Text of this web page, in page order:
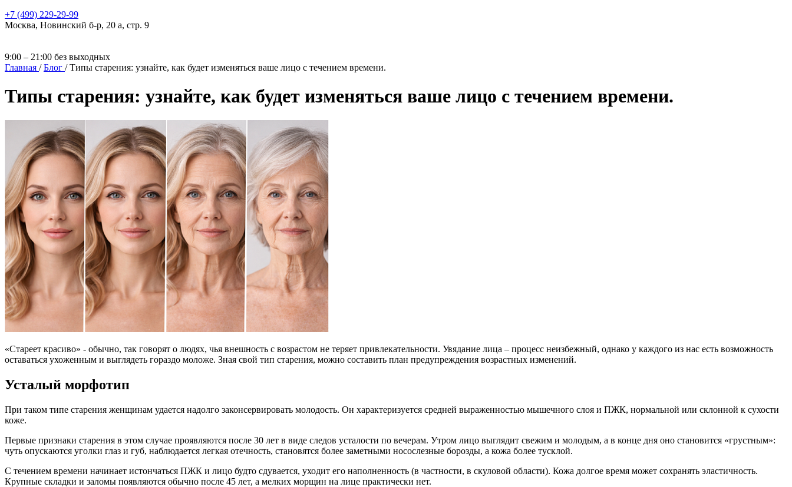
+7 (499) 229-29-99
Москва, Новинский б-р, 20 а, стр. 9
9:00 – 21:00 без выходных
Главная /Блог /Типы старения: узнайте, как будет изменяться ваше лицо с течением времени.
Типы старения: узнайте, как будет изменяться ваше лицо с течением времени.
«Стареет красиво» - обычно, так говорят о людях, чья внешность с возрастом не теряет привлекательности. Увядание лица – процесс неизбежный, однако у каждого из нас есть возможность
оставаться ухоженным и выглядеть гораздо моложе. Зная свой тип старения, можно составить план предупреждения возрастных изменений.
Усталый морфотип
При таком типе старения женщинам удается надолго законсервировать молодость. Он характеризуется средней выраженностью мышечного слоя и ПЖК, нормальной или склонной к сухости
коже.
Первые признаки старения в этом случае проявляются после 30 лет в виде следов усталости по вечерам. Утром лицо выглядит свежим и молодым, а в конце дня оно становится «грустным»:
чуть опускаются уголки глаз и губ, наблюдается легкая отечность, становятся более заметными носослезные борозды, а кожа более тусклой.
С течением времени начинает истончаться ПЖК и лицо будто сдувается, уходит его наполненность (в частности, в скуловой области). Кожа долгое время может сохранять эластичность.
Крупные складки и заломы появляются обычно после 45 лет, а мелких морщин на лице практически нет.